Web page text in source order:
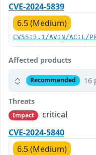
CVE-2024-5839
6.5 (Medium)
CVSS:3.1/AV:N/AC:L/
Affected products
Recommended 16
Threats
Impact
critical
CVE-2024-5840
6.5 (Medium)